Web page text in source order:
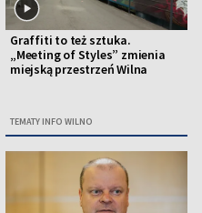
Graffiti to też sztuka.
„Meeting of Styles” zmienia
miejską przestrzeń Wilna
TEMATY INFO WILNO